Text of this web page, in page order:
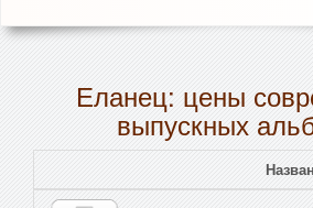
Еланец: цены
выпускных